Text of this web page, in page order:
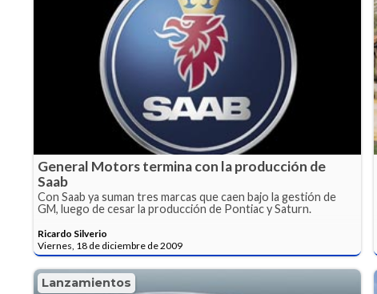
General Motors termina con la producción de
Saab
Con Saab ya suman tres marcas que caen bajo la gestión de
GM, luego de cesar la producción de Pontiac y Saturn.
Ricardo Silverio
Viernes, 18 de diciembre de 2009
Lanzamientos